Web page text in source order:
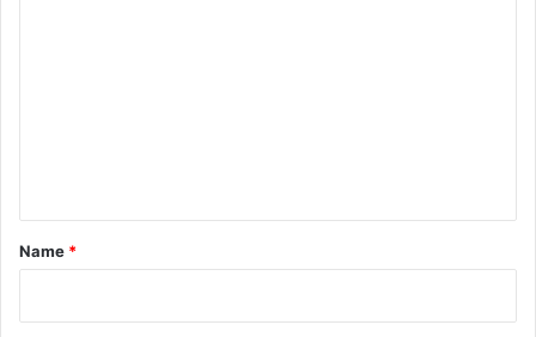
*
Name *